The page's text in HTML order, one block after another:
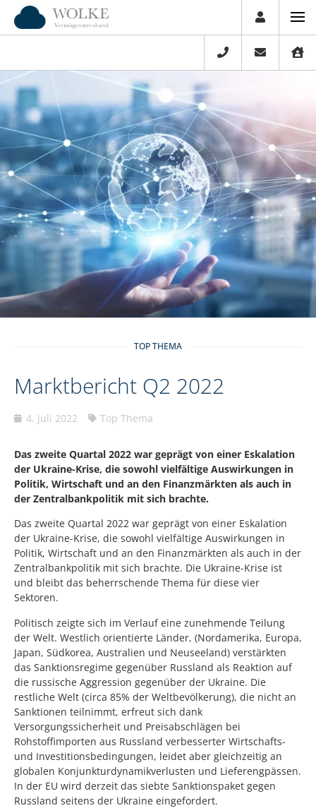
TOP THEMA
Marktbericht Q2 2022
4. Juli 2022 Top Thema
Das zweite Quartal 2022 war geprägt von einer Eskalation
der Ukraine-Krise, die sowohl vielfältige Auswirkungen in
Politik, Wirtschaft und an den Finanzmärkten als auch in
der Zentralbankpolitik mit sich brachte.
Das zweite Quartal 2022 war geprägt von einer Eskalation
der Ukraine-Krise, die sowohl vielfältige Auswirkungen in
Politik, Wirtschaft und an den Finanzmärkten als auch in der
Zentralbankpolitik mit sich brachte. Die Ukraine-Krise ist
und bleibt das beherrschende Thema für diese vier
Sektoren.
Politisch zeigte sich im Verlauf eine zunehmende Teilung
der Welt. Westlich orientierte Länder, (Nordamerika, Europa,
Japan, Südkorea, Australien und Neuseeland) verstärkten
das Sanktionsregime gegenüber Russland als Reaktion auf
die russische Aggression gegenüber der Ukraine. Die
restliche Welt (circa 85% der Weltbevölkerung), die nicht an
Sanktionen teilnimmt, erfreut sich dank
Versorgungssicherheit und Preisabschlägen bei
Rohstoffimporten aus Russland verbesserter Wirtschafts-
und Investitionsbedingungen, leidet aber gleichzeitig an
globalen Konjunkturdynamikverlusten und Lieferengpässen.
In der EU wird derzeit das siebte Sanktionspaket gegen
Russland seitens der Ukraine eingefordert.